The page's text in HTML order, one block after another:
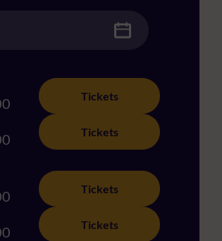
Tickets
Tickets
Tickets
Tickets